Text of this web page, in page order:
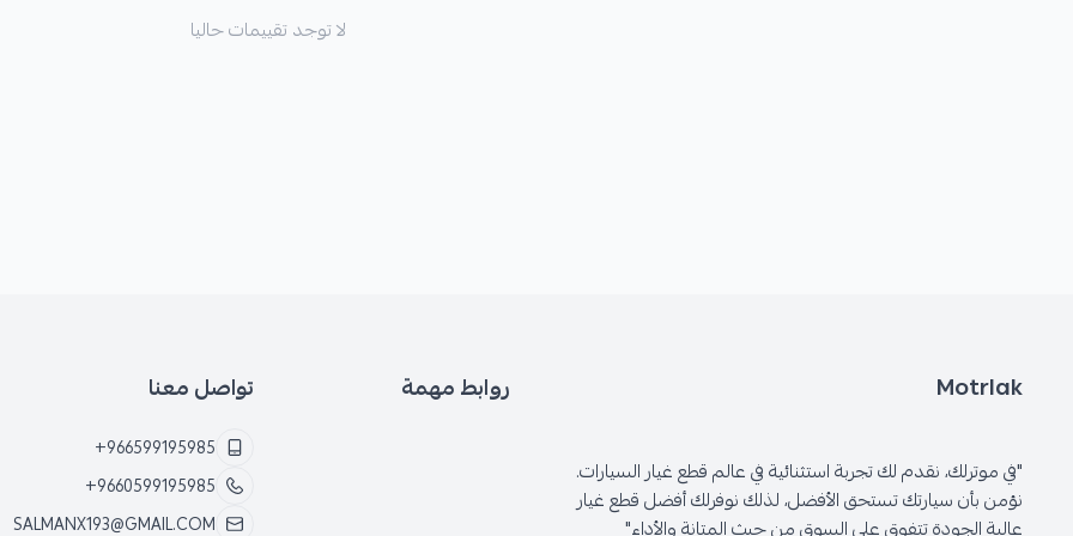
*ارتفاع درجة حرارة منظومةلا توجد تقييمات حاليا
Motrlak
"في موترلك، نقدم لك تجربة استثنائية في عالم قطع غيار السيارات.
نؤمن بأن سيارتك تستحق الأفضل، لذلك نوفرلك أفضل قطع غيار
عالية الجودة تتفوق على السوق من حيث المتانة والأداء"
روابط مهمة تواصل معنا
+966599195985
+9660599195985
SALMANX193@GMAIL.COM